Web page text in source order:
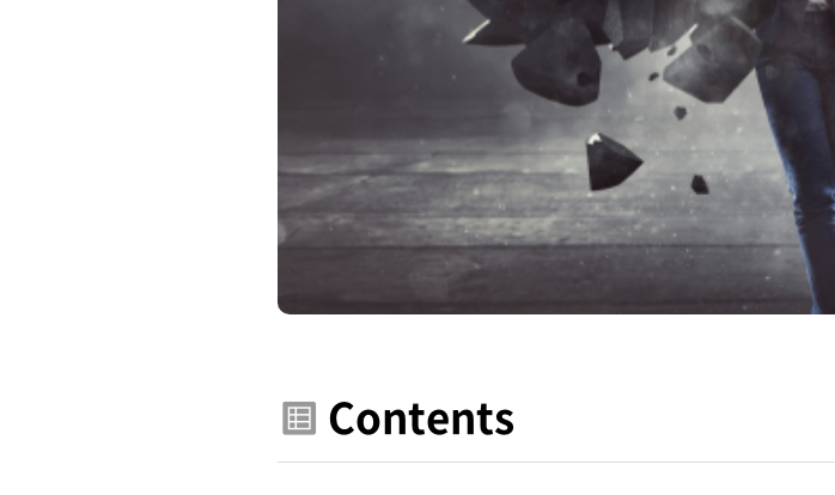
Contents